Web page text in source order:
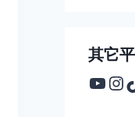
其它